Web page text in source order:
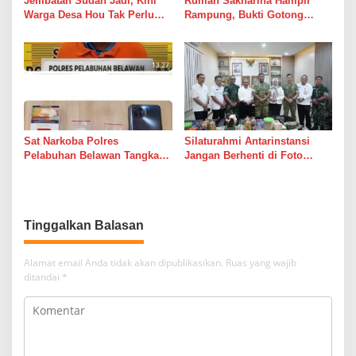
Warga Desa Hou Tak Perlu
Sungai
Rampung, Bukti Gotong
dari Janji Banyak Orang
Sat Narkoba Polres
Pelabuhan Belawan Tangkap
Silaturahmi Antarinstansi
Jangan Berhenti di Foto
Tinggalkan Balasan
Alamat email Anda tidak akan dipublikasikan. Ruas yang wajib
ditandai *